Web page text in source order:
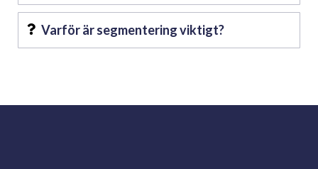
Varför är segmentering viktigt?